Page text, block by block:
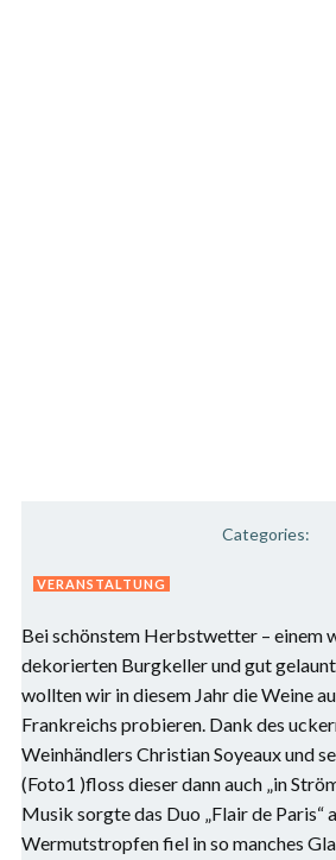
Categories:
VERANSTALTUNG
Bei schönstem Herbstwetter – einem
dekorierten Burgkeller und gut
wollten wir in diesem Jahr die Weine
Frankreichs probieren. Dank des
Weinhändlers Christian Soyeaux und
(Foto1 )floss dieser dann auch „in
Musik sorgte das Duo „Flair de Paris“
Wermutstropfen fiel in so manches